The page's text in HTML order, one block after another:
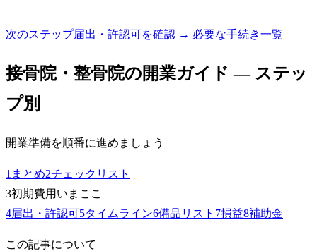
次のステップ届出・許認可を確認 → 必要な手続き一覧
接骨院・整骨院の開業ガイド — ステッ
プ別
開業準備を順番に進めましょう
1 まとめ2チェックリスト
3初期費用 いまここ
4届出・許認可5タイムライン6備品リスト 7損益8補助金
この記事について